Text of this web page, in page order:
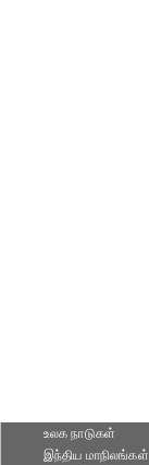
உலக நாடுகள்
இந்திய மாநிலங்கள்